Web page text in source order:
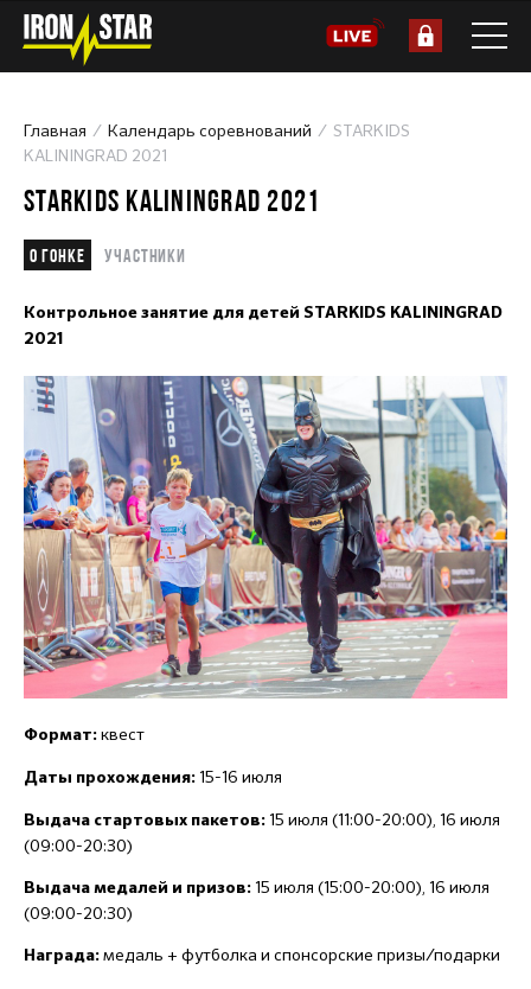
Главная Календарь соревнований
STARKIDS
KALININGRAD 2021
STARKIDS KALININGRAD 2021
О гонке Участники
Контрольное занятие для детей STARKIDS KALININGRAD
2021
Формат: квест
Даты прохождения: 15-16 июля
Выдача стартовых пакетов: 15 июля (11:00-20:00), 16 июля
(09:00-20:30)
Выдача медалей и призов: 15 июля (15:00-20:00), 16 июля
(09:00-20:30)
Награда: медаль + футболка и спонсорские призы/подарки